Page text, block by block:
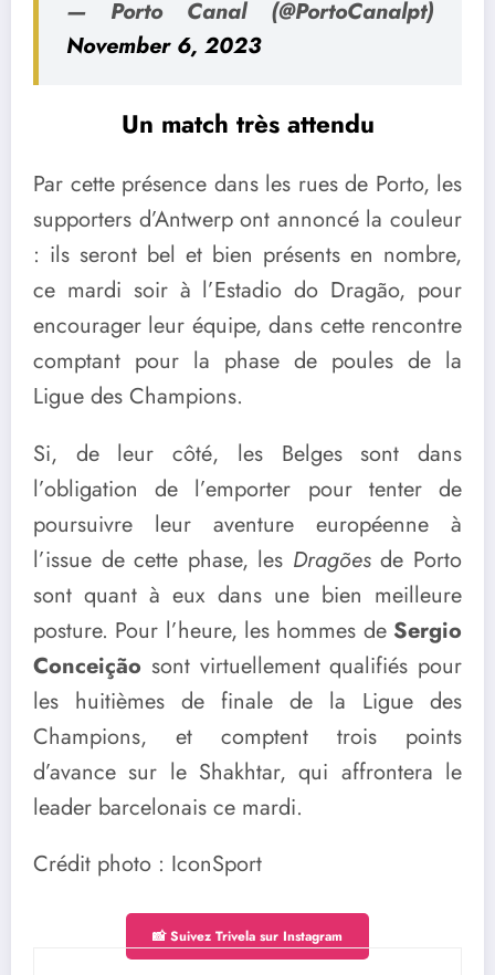
— Porto Canal (@PortoCanalpt)
November 6, 2023
Un match très attendu
Par cette présence dans les rues de Porto, les
supporters d’Antwerp ont annoncé la couleur
: ils seront bel et bien présents en nombre,
ce mardi soir à l’Estadio do Dragão, pour
encourager leur équipe, dans cette rencontre
comptant pour la phase de poules de la
Ligue des Champions.
Si, de leur côté, les Belges sont dans
l’obligation de l’emporter pour tenter de
poursuivre leur aventure européenne à
l’issue de cette phase, les Dragõesde Porto
sont quant à eux dans une bien meilleure
posture. Pour l’heure, les hommes de Sergio
Conceição sont virtuellement qualifiés pour
les huitièmes de finale de la Ligue des
Champions, et comptent trois points
d’avance sur le Shakhtar, qui affrontera le
leader barcelonais ce mardi.
Crédit photo : IconSport
📸 Suivez Trivela sur Instagram